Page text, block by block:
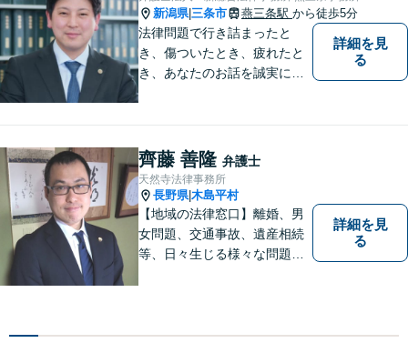
心がけます。お気軽にご相談
ください。
新潟県| 三条市 燕三条駅 から徒歩5分
法律問題で行き詰まったと
き、傷ついたとき、疲れたと
き、あなたのお話を誠実にお
詳細を見
る
齊藤 善隆 弁護士
天然寺法律事務所
長野県|木島平村
【地域の法律窓口】離婚、男
女問題、交通事故、遺産相続
等、日々生じる様々な問題に
詳細を見
る